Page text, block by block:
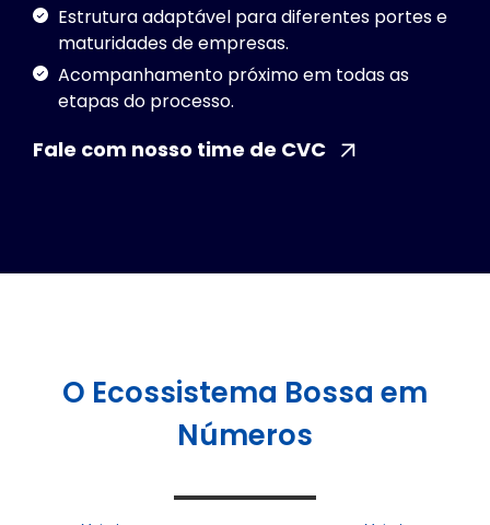
Estrutura adaptável para diferentes portes e
maturidades de empresas.
Acompanhamento próximo em todas as
etapas do processo.
Fale com nosso time de CVC
O Ecossistema Bossa em
Números